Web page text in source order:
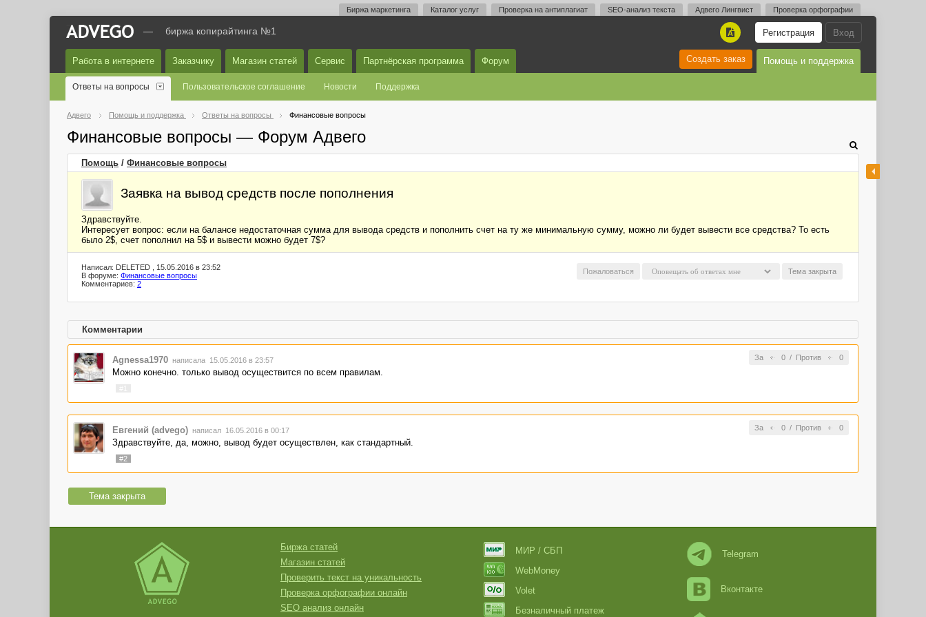
Биржа маркетинга Каталог услуг Проверка на антиплагиат SEO-анализ текста Адвего Лингвист Проверка орфографии
Вход
Регистрация
A
— биржа копирайтинга №1
Работа в интернете Заказчику Магазин статей Сервис Партнёрская программа Форум Помощь и поддержка
Создать заказ
Ответы на вопросы Пользовательское соглашение Новости Поддержка
Адвего Помощь и поддержка Ответы на вопросы Финансовые вопросы
Финансовые вопросы — Форум Адвего
Помощь / Финансовые вопросы
Заявка на вывод средств после пополнения
Здравствуйте.
Интересует вопрос: если на балансе недостаточная сумма для вывода средств и пополнить счет на ту же минимальную сумму, можно ли будет вывести все средства? То есть
было 2$, счет пополнил на 5$ и вывести можно будет 7$?
Тема закрыта
Пожаловаться
Написал: DELETED , 15.05.2016 в 23:52
В форуме: Финансовые вопросы
Комментариев: 2
Комментарии
За 0/ Против 0
Agnessa1970 написала 15.05.2016 в 23:57
Можно конечно. только вывод осуществится по всем правилам.
За 0/ Против 0
Евгений (advego) написал 16.05.2016 в 00:17
Здравствуйте, да, можно, вывод будет осуществлен, как стандартный.
#2
Тема закрыта
Биржа статей
Магазин статей
Проверить текст на уникальность
Проверка орфографии онлайн
SEO анализ онлайн
МИР / СБП
WebMoney
Volet
Безналичный платеж
Telegram
Вконтакте